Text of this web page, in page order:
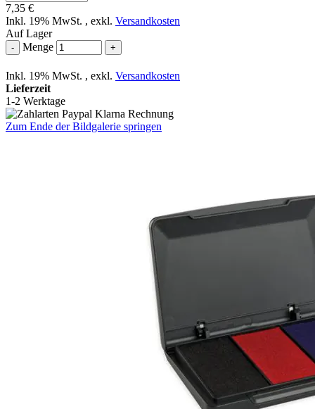
7,35 €
Inkl. 19% MwSt. , exkl. Versandkosten
Auf Lager
- Menge +
Inkl. 19% MwSt. , exkl. Versandkosten
Lieferzeit
1-2 Werktage
Zum Ende der Bildgalerie springen